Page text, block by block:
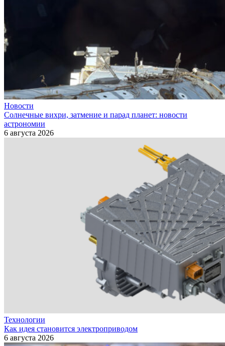
Новости
Солнечные вихри, затмение и парад планет: новости
астрономии
6 августа 2026
Технологии
Как идея становится электроприводом
6 августа 2026